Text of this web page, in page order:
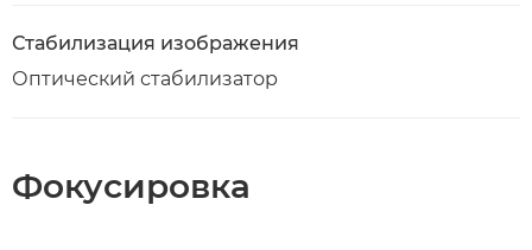
Стабилизация изображения
Оптический стабилизатор
Фокусировка